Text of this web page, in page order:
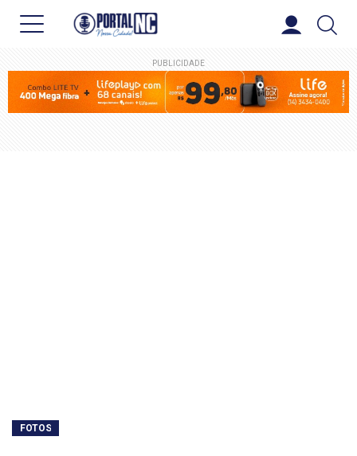
PUBLICIDADE
FOTOS